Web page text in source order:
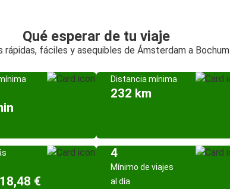
Qué esperar de tu viaje
rápidas, fáciles y asequibles de Ámsterdam a Bochum
Distancia mínima
232 km
€
4
Mínimo de viajes
al día